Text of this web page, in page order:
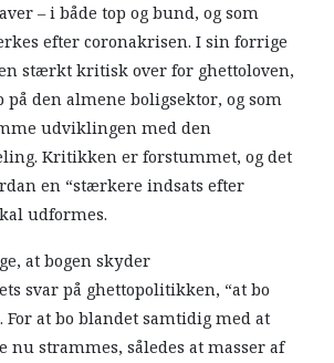
– i både top og bund, og som
efter coronakrisen. I sin forrige
stærkt kritisk over for ghettoloven,
på den almene boligsektor, og som
udviklingen med den
Kritikken er forstummet, og det
en “stærkere indsats efter
udformes.
at bogen skyder
svar på ghettopolitikken, “at bo
at bo blandet samtidig med at
strammes, således at masser af